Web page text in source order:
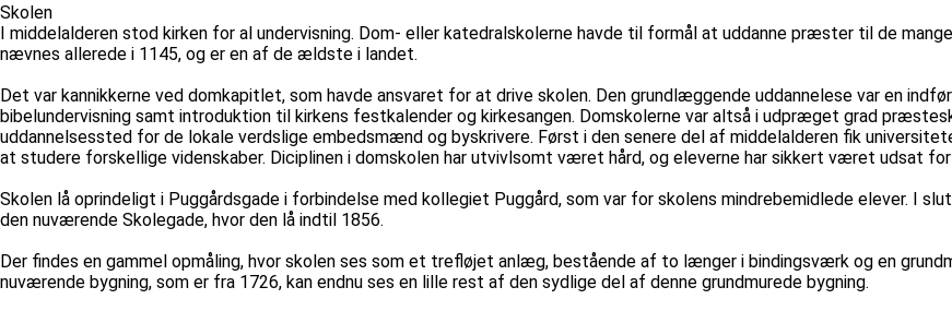
Skolen
I middelalderen stod kirken for al undervisning. Dom- eller katedralskolerne havde til formål at uddanne præster til de
nævnes allerede i 1145, og er en af de ældste i landet.
Det var kannikkerne ved domkapitlet, som havde ansvaret for at drive skolen. Den grundlæggende uddannelese var en
bibelundervisning samt introduktion til kirkens festkalender og kirkesangen. Domskolerne var altså i udpræget grad
uddannelsessted for de lokale verdslige embedsmænd og byskrivere. Først i den senere del af middelalderen fik
at studere forskellige videnskaber. Diciplinen i domskolen har utvivlsomt været hård, og eleverne har sikkert været udsat
Skolen lå oprindeligt i Puggårdsgade i forbindelse med kollegiet Puggård, som var for skolens mindrebemidlede elever. I
den nuværende Skolegade, hvor den lå indtil 1856.
Der findes en gammel opmåling, hvor skolen ses som et trefløjet anlæg, bestående af to længer i bindingsværk og en
nuværende bygning, som er fra 1726, kan endnu ses en lille rest af den sydlige del af denne grundmurede bygning.